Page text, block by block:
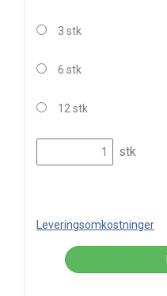
3 stk
6 stk
12 stk
stk
Leveringsomkostninger